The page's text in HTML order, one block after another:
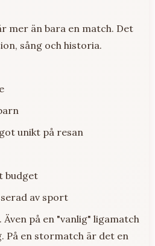
mer än bara en match. Det
sång och historia.
unikt på resan
budget
av sport
Även på en "vanlig" ligamatch
På en stormatch är det en